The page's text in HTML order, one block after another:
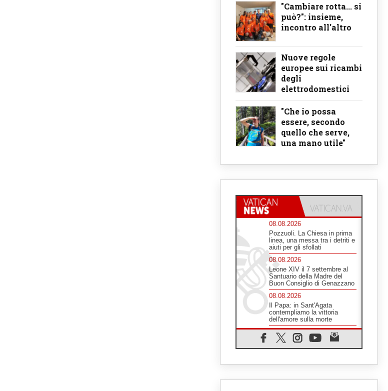
"Cambiare rotta... si
può?": insieme,
incontro all'altro
Nuove regole
europee sui ricambi
degli
elettrodomestici
"Che io possa
essere, secondo
quello che serve,
una mano utile"
08.08.2026
Pozzuoli. La Chiesa in prima
linea, una messa tra i detriti e
aiuti per gli sfollati
08.08.2026
Leone XIV il 7 settembre al
Santuario della Madre del
Buon Consiglio di Genazzano
08.08.2026
Il Papa: in Sant'Agata
contempliamo la vittoria
dell'amore sulla morte
08.08.2026
Hebdomada Papae: il Gr in
latino dell'8 agosto